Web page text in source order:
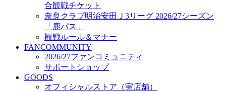
練習拠点（ナラディーア）
SCHOOL
2026/27 パートナー企業
パートナー募集
クラブ理念
クラブ情報
サステナビリティ
Web制作支援
合観戦チケット
奈良クラブ明治安田Ｊ3リーグ 2026/27シーズン
「鹿パス」
観戦ルール＆マナー
FANCOMMUNITY
2026/27ファンコミュニティ
サポートショップ
GOODS
オフィシャルストア（実店舗）